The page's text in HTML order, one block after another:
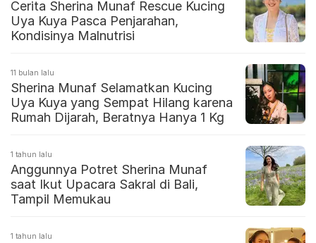
Cerita Sherina Munaf Rescue Kucing
Uya Kuya Pasca Penjarahan,
Kondisinya Malnutrisi
11 bulan lalu
Sherina Munaf Selamatkan Kucing
Uya Kuya yang Sempat Hilang karena
Rumah Dijarah, Beratnya Hanya 1 Kg
1 tahun lalu
Anggunnya Potret Sherina Munaf
saat Ikut Upacara Sakral di Bali,
Tampil Memukau
1 tahun lalu